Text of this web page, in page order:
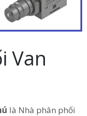
Van
là Nhà phân phối